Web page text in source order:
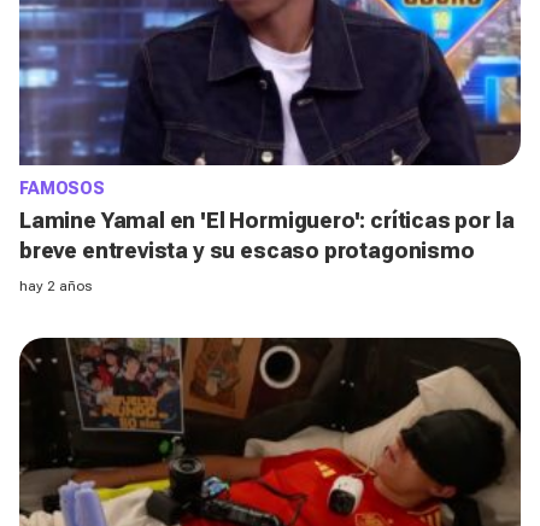
FAMOSOS
Lamine Yamal en 'El Hormiguero': críticas por la
breve entrevista y su escaso protagonismo
hay 2 años